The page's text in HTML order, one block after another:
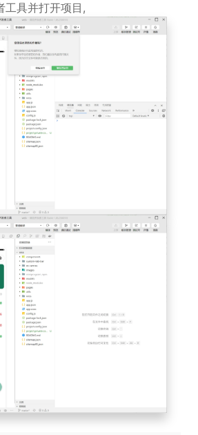
工具并打开项目,